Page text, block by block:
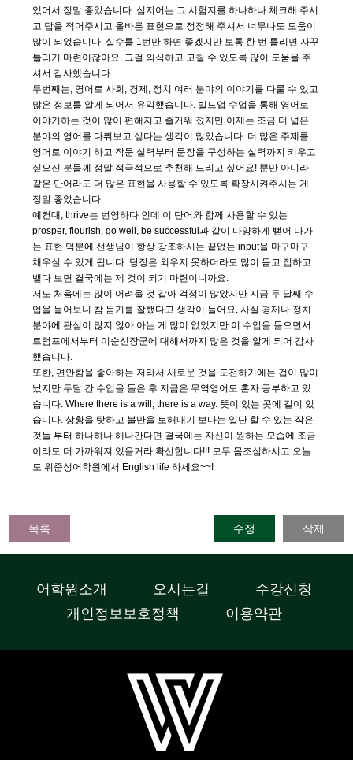
있어서 정말 좋았습니다. 심지어는 그 시험지를 하나하나 체크해 주시
고 답을 적어주시고 올바른 표현으로 정정해 주셔서 너무나도 도움이
많이 되었습니다. 실수를 1번만 하면 좋겠지만 보통 한 번 틀리면 자꾸
틀리기 마련이잖아요. 그걸 의식하고 고칠 수 있도록 많이 도움을 주
셔서 감사했습니다.
두번째는, 영어로 사회, 경제, 정치 여러 분야의 이야기를 다룰 수 있고
많은 정보를 알게 되어서 유익했습니다. 빌드업 수업을 통해 영어로
이야기하는 것이 많이 편해지고 즐거워 졌지만 이제는 조금 더 넓은
분야의 영어를 다뤄보고 싶다는 생각이 많았습니다. 더 많은 주제를
영어로 이야기 하고 작문 실력부터 문장을 구성하는 실력까지 키우고
싶으신 분들께 정말 적극적으로 추천해 드리고 싶어요! 뿐만 아니라
같은 단어라도 더 많은 표현을 사용할 수 있도록 확장시켜주시는 게
정말 좋았습니다.
예컨대, thrive는 번영하다 인데 이 단어와 함께 사용할 수 있는
prosper, flourish, go well, be successful과 같이 다양하게 뻗어 나가
는 표현 덕분에 선생님이 항상 강조하시는 끝없는 input을 마구마구
채우실 수 있게 됩니다. 당장은 외우지 못하더라도 많이 듣고 접하고
뱉다 보면 결국에는 제 것이 되기 마련이니까요.
저도 처음에는 많이 어려울 것 같아 걱정이 많았지만 지금 두 달째 수
업을 들어보니 참 듣기를 잘했다고 생각이 들어요. 사실 경제나 정치
분야에 관심이 많지 않아 아는 게 많이 없었지만 이 수업을 들으면서
트럼프에서부터 이순신장군에 대해서까지 많은 것을 알게 되어 감사
했습니다.
또한, 편안함을 좋아하는 저라서 새로운 것을 도전하기에는 겁이 많이
났지만 두달 간 수업을 들은 후 지금은 무역영어도 혼자 공부하고 있
습니다. Where there is a will, there is a way. 뜻이 있는 곳에 길이 있
습니다. 상황을 탓하고 불만을 토해내기 보다는 일단 할 수 있는 작은
것들 부터 하나하나 해나간다면 결국에는 자신이 원하는 모습에 조금
이라도 더 가까워져 있을거라 확신합니다!!! 모두 몸조심하시고 오늘
도 위준성어학원에서 English life 하세요~~!
목록 삭제
수정
어학원소개 오시는길
수강신청
개인정보보호정책
이용약관